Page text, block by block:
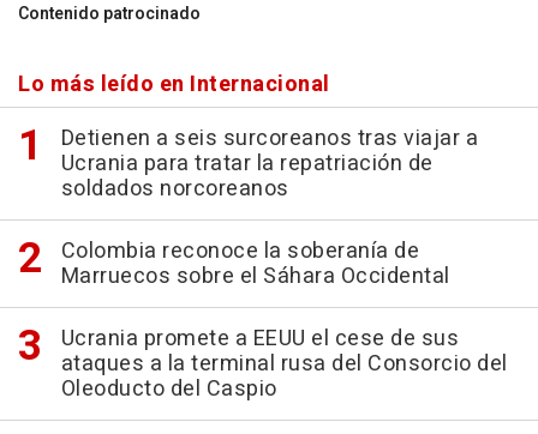
Contenido patrocinado
Lo más leído en Internacional
Detienen a seis surcoreanos tras viajar a
Ucrania para tratar la repatriación de
soldados norcoreanos
Colombia reconoce la soberanía de
Marruecos sobre el Sáhara Occidental
Ucrania promete a EEUU el cese de sus
ataques a la terminal rusa del Consorcio del
Oleoducto del Caspio